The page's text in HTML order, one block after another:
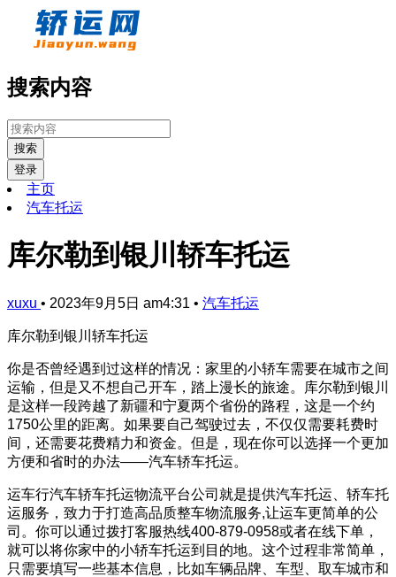
搜索内容
搜索
登录
主页
汽车托运
库尔勒到银川轿车托运
xuxu • 2023年9月5日 am4:31 • 汽车托运
库尔勒到银川轿车托运
你是否曾经遇到过这样的情况：家里的小轿车需要在城市之间
运输，但是又不想自己开车，踏上漫长的旅途。库尔勒到银川
是这样一段跨越了新疆和宁夏两个省份的路程，这是一个约
1750公里的距离。如果要自己驾驶过去，不仅仅需要耗费时
间，还需要花费精力和资金。但是，现在你可以选择一个更加
方便和省时的办法——汽车轿车托运。
运车行汽车轿车托运物流平台公司就是提供汽车托运、轿车托
运服务，致力于打造高品质整车物流服务,让运车更简单的公
司。你可以通过拨打客服热线400-879-0958或者在线下单，
就可以将你家中的小轿车托运到目的地。这个过程非常简单，
只需要填写一些基本信息，比如车辆品牌、车型、取车城市和